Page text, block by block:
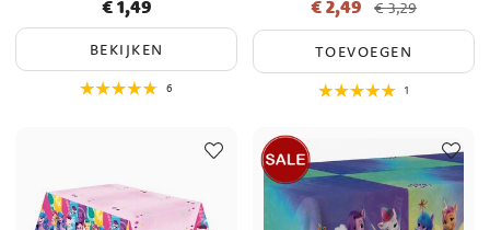
Prijs :€ 1,49
€ 1,49
BEKIJKEN
6
Actuele prijs: € 2,49Vorige
prijs € 3,29
€ 2,49 € 3,29
TOEVOEGEN
1